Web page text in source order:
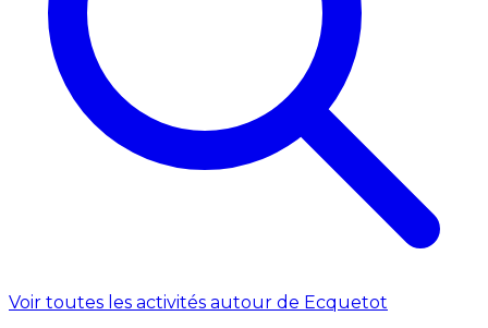
Voir toutes les activités autour de Ecquetot